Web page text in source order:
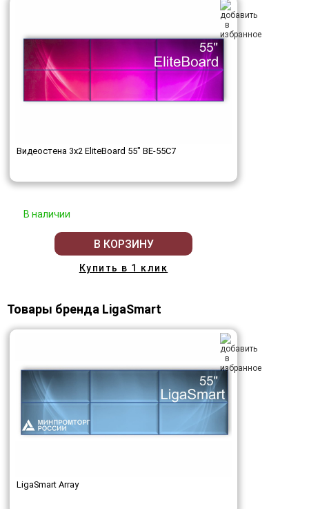
Видеостена 3x2 EliteBoard 55" BE-55C7
В наличии
В КОРЗИНУ
Купить в 1 клик
Товары бренда LigaSmart
LigaSmart Array